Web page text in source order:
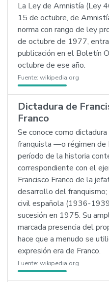
La Ley de Amnistía (Ley
15 de octubre, de
norma con rango de ley
de octubre de 1977,
publicación en el Boletín
octubre de ese año.
Fuente: wikipedia.org
Dictadura de
Franco
Se conoce como dictadura
franquista —o régimen
período de la historia
correspondiente con el
Francisco Franco de la
desarrollo del
civil española (1936-
sucesión en 1975. Su
marcada presencia del
hace que a menudo se
expresión era de Franco.
Fuente: wikipedia.org